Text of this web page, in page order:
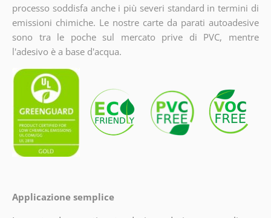
processo soddisfa anche i più severi standard in termini di
emissioni chimiche. Le nostre carte da parati autoadesive
sono tra le poche sul mercato prive di PVC, mentre
l'adesivo è a base d'acqua.
Applicazione semplice